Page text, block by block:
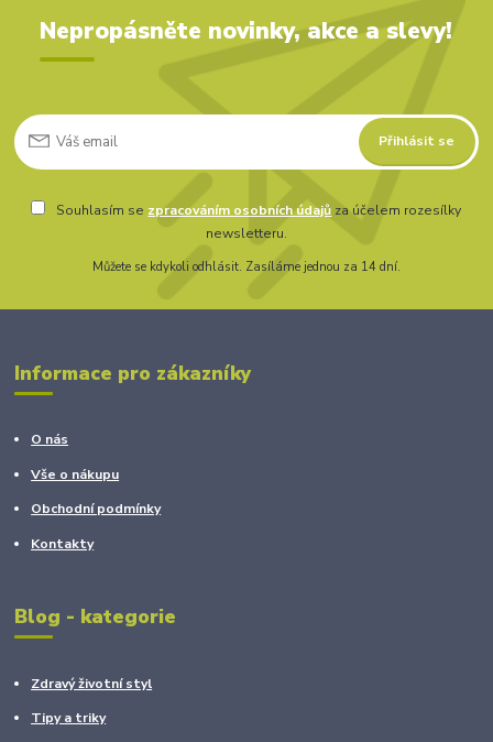
Nepropásněte novinky, akce a slevy!
Přihlásit se
Souhlasím se zpracováním osobních údajů za účelem rozesílky
newsletteru.
Můžete se kdykoli odhlásit. Zasíláme jednou za 14 dní.
Informace pro zákazníky
O nás
Vše o nákupu
Obchodní podmínky
Kontakty
Blog - kategorie
Zdravý životní styl
Tipy a triky